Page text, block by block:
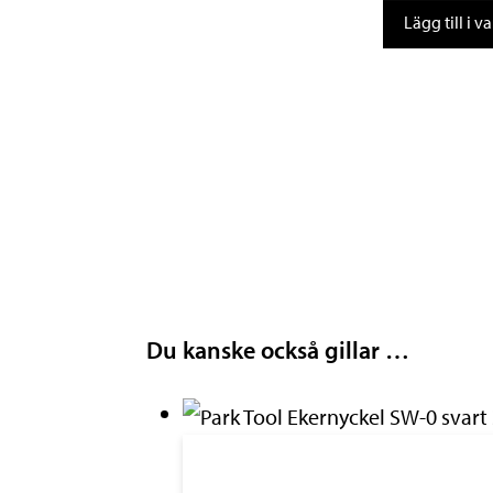
Verktygsset
PRO
Lägg till i
Du kanske också gillar …